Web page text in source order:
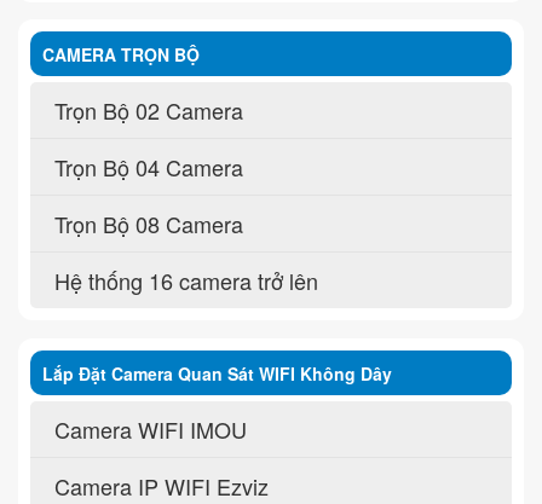
CAMERA TRỌN BỘ
Trọn Bộ 02 Camera
Trọn Bộ 04 Camera
Trọn Bộ 08 Camera
Hệ thống 16 camera trở lên
Lắp Đặt Camera Quan Sát WIFI Không Dây
Camera WIFI IMOU
Camera IP WIFI Ezviz